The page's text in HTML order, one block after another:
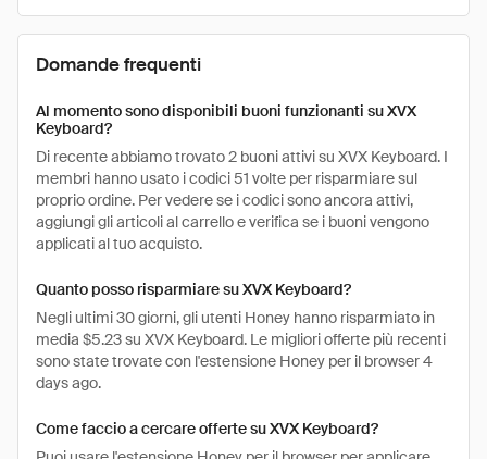
Domande frequenti
Al momento sono disponibili buoni funzionanti su XVX
Keyboard?
Di recente abbiamo trovato 2 buoni attivi su XVX Keyboard. I
membri hanno usato i codici 51 volte per risparmiare sul
proprio ordine. Per vedere se i codici sono ancora attivi,
aggiungi gli articoli al carrello e verifica se i buoni vengono
applicati al tuo acquisto.
Quanto posso risparmiare su XVX Keyboard?
Negli ultimi 30 giorni, gli utenti Honey hanno risparmiato in
media $5.23 su XVX Keyboard. Le migliori offerte più recenti
sono state trovate con l'estensione Honey per il browser 4
days ago.
Come faccio a cercare offerte su XVX Keyboard?